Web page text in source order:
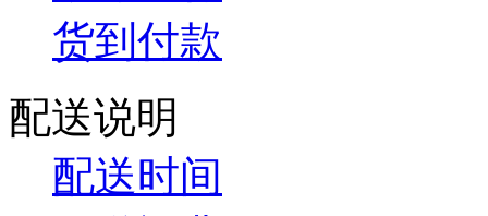
货到付款
配送说明
配送时间